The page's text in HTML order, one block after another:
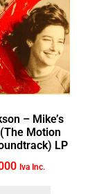
‎– Mike’s
Motion
LP
Iva Inc.